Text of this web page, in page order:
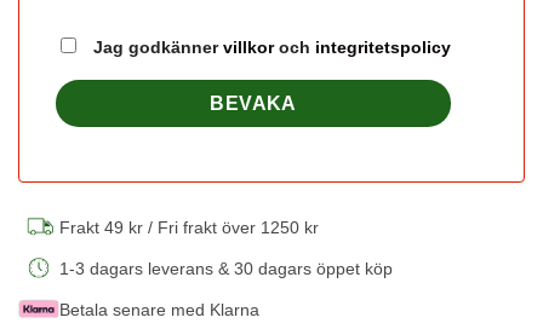
Jag godkännervillkoroch integritetspolicy
Frakt 49 kr / Fri frakt över 1250 kr
1-3 dagars leverans & 30 dagars öppet köp
Betala senare med Klarna